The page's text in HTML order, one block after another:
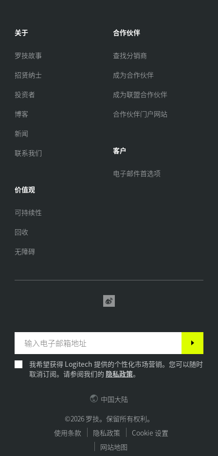
关于
罗技故事
招贤纳士
投资者
博客
新闻
联系我们
价值观
可持续性
回收
无障碍
合作伙伴
查找分销商
成为合作伙伴
成为联盟合作伙伴
合作伙伴门户网站
客户
电子邮件首选项
我希望获得 Logitech 提供的个性化市场营销。您可以随时
取消订阅。请参阅我们的 隐私政策。
©2026 罗技。保留所有权利。
使用条款
隐私政策
Cookie 设置
网站地图
中国大陆